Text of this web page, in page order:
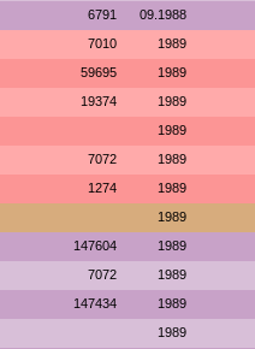
6791 09.1988
7010 1989
59695 1989
19374 1989
1989
7072 1989
1274 1989
1989
147604 1989
7072 1989
147434 1989
1989